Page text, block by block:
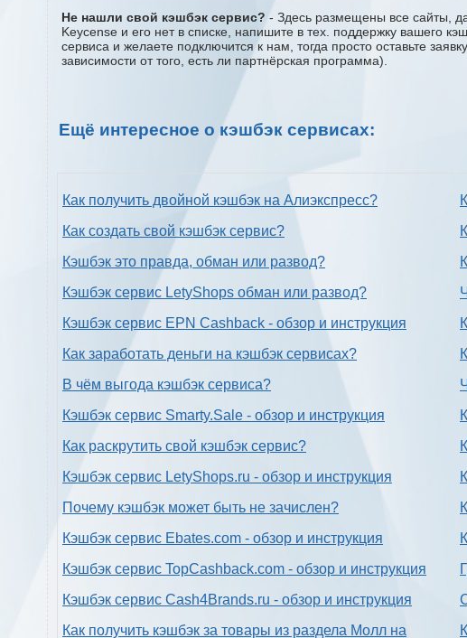
Не нашли свой кэшбэк сервис? - Здесь размещены все сайты,
Keycense и его нет в списке, напишите в тех. поддержку вашего
сервиса и желаете подключится к нам, тогда просто оставьте
зависимости от того, есть ли партнёрская программа).
Ещё интересное о кэшбэк сервисах:
Как получить двойной кэшбэк на Алиэкспресс?
Как создать свой кэшбэк сервис?
Кэшбэк это правда, обман или развод?
Кэшбэк сервис LetyShops обман или развод?
Кэшбэк сервис EPN Cashback - обзор и инструкция
Как заработать деньги на кэшбэк сервисах?
В чём выгода кэшбэк сервиса?
Кэшбэк сервис Smarty.Sale - обзор и инструкция
Как раскрутить свой кэшбэк сервис?
Кэшбэк сервис LetyShops.ru - обзор и инструкция
Почему кэшбэк может быть не зачислен?
Кэшбэк сервис Ebates.com - обзор и инструкция
Кэшбэк сервис TopCashback.com - обзор и инструкция
Кэшбэк сервис Cash4Brands.ru - обзор и инструкция
Как получить кэшбэк за товары из раздела Молл на